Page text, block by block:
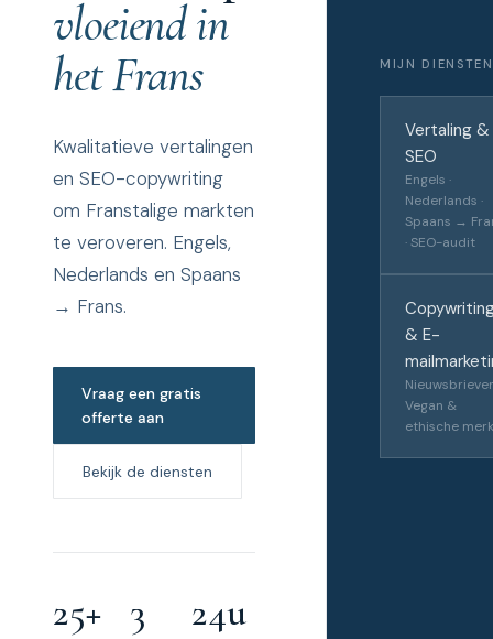
vloeiend in
het Frans
Kwalitatieve vertalingen
en SEO-copywriting
om Franstalige markten
te veroveren. Engels,
Nederlands en Spaans
→ Frans.
Vraag een gratis
offerte aan
Bekijk de diensten
25+ 3 24u
MIJN DIENSTEN
Vertaling &
SEO
Engels ·
Nederlands ·
Spaans →
· SEO-audit
& E-
Vegan &
ethische